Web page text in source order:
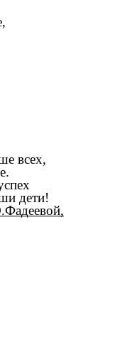
всех,
дети!